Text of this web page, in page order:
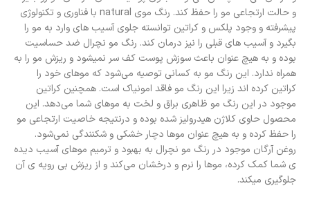
و حالت ارتجاعی مو را حفظ کند. رنگ موی natural با فناوری و تکنولوژی
پیشرفته و وجود پلکس و کراتین توانسته جلوی آسیب های وارد به مو را
بگیرد و آسیب های قبلی را نیز درمان کند. رنگ مو نچرال ضد حساسیت
بوده و به هیچ عنوان باعث سوزش پوست کف سر نمیشود و ریزش مو را به
همراه ندارد. این رنگ مو به کسانی توصیه می‌شود که موهای خود را
کراتین کرده اند زیرا این رنگ مو فاقد امونیاک است. همچنین کراتین
موجود در این رنگ مو ظاهری براق و لخت به موهای شما می‌دهد. این
محصول حاوی کلاژن هیدرولیز شده بوده و درنتیجه خاصیت ارتجاعی مو
را حفظ کرده و به هیچ عنوان موها دچار خشکی و شکنندگی نمی‌شود.
روغن آرگان موجود در رنگ مو نچرال به بهبود و ترمیم موهای آسیب دیده
ی شما کمک کرده، موها را نرم و درخشان می‌کند و از ریزش بی رویه ی آن
جلوگیری میکند.